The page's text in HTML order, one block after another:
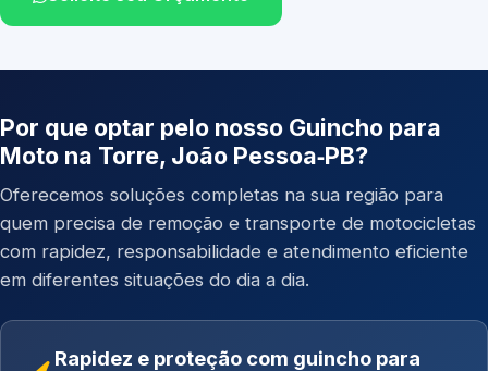
Por que optar pelo nosso Guincho para
Moto na Torre, João Pessoa‑PB?
Oferecemos soluções completas na sua região para
quem precisa de remoção e transporte de motocicletas
com rapidez, responsabilidade e atendimento eficiente
em diferentes situações do dia a dia.
Rapidez e proteção com guincho para